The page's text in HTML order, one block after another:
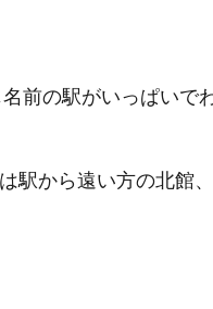
前の駅がいっぱいで
駅から遠い方の北館